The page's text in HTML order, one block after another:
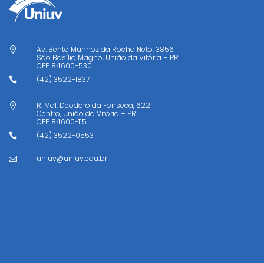

Av. Bento Munhoz da Rocha Neto, 3856
São Basílio Magno, União da Vitória – PR
CEP 84600-530
 (42) 3522-1837

R. Mal. Deodoro da Fonseca, 622
Centro, União da Vitória – PR
CEP 84600-115
 (42) 3522-0553
 uniuv@uniuv.edu.br